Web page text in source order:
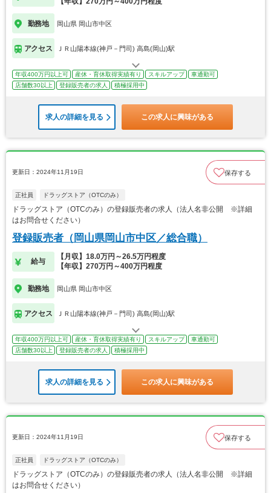
勤務地 岡山県 岡山市中区
アクセス ＪＲ山陽本線(神戸－門司) 高島(岡山)駅
年収400万円以上可 産休・育休取得実績有り スキルアップ
車通勤可
店舗数30以上
登録販売者の求人 積極採用中
求人の詳細を見る この求人に興味がある
更新日：2024年11月19日 保存する
正社員 ドラッグストア（OTCのみ）
ドラッグストア（OTCのみ）の登録販売者の求人（法人名非公開 ※詳細
はお問合せください）
登録販売者（岡山県岡山市中区／総合職）
給与
【月収】18.0万円～26.5万円程度
【年収】270万円～400万円程度
勤務地 岡山県 岡山市中区
アクセス ＪＲ山陽本線(神戸－門司) 高島(岡山)駅
年収400万円以上可 産休・育休取得実績有り スキルアップ
車通勤可
店舗数30以上
登録販売者の求人 積極採用中
求人の詳細を見る この求人に興味がある
更新日：2024年11月19日 保存する
正社員 ドラッグストア（OTCのみ）
ドラッグストア（OTCのみ）の登録販売者の求人（法人名非公開 ※詳細
はお問合せください）